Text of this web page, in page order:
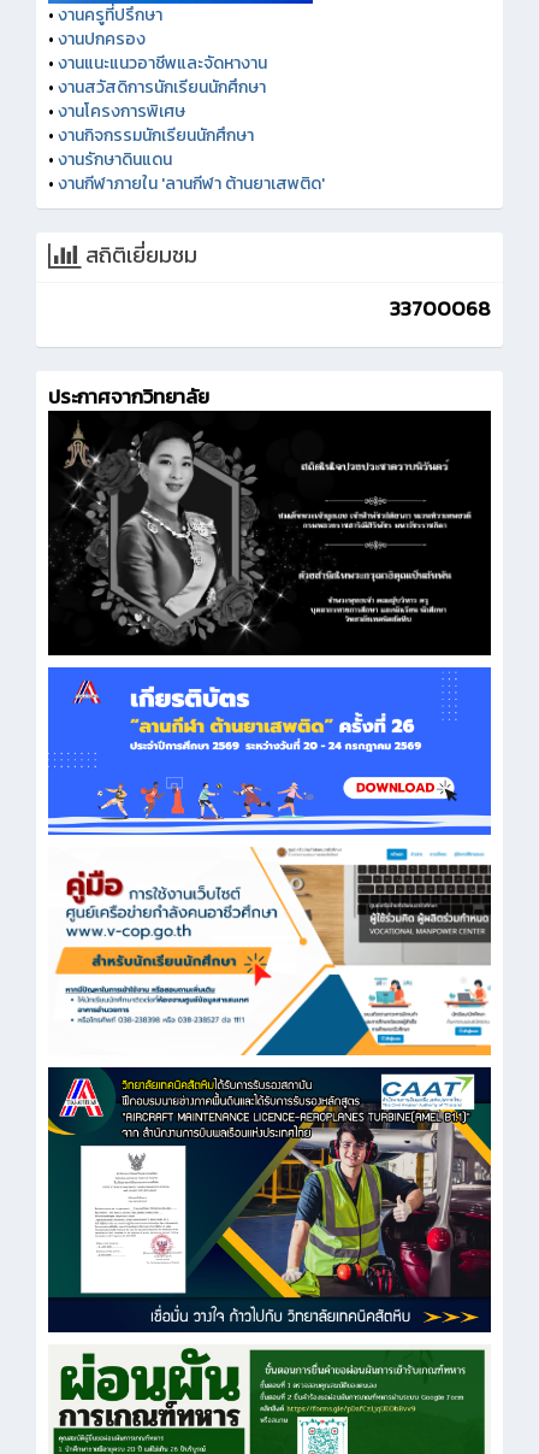
•งานครูที่ปรึกษา
•งานปกครอง
•งานแนะแนวอาชีพและจัดหางาน
•งานสวัสดิการนักเรียนนักศึกษา
•งานโครงการพิเศษ
•งานกิจกรรมนักเรียนนักศึกษา
•งานรักษาดินแดน
•งานกีฬาภายใน 'ลานกีฬา ต้านยาเสพติด'
สถิติเยี่ยมชม
33700068
ประกาศจากวิทยาลัย